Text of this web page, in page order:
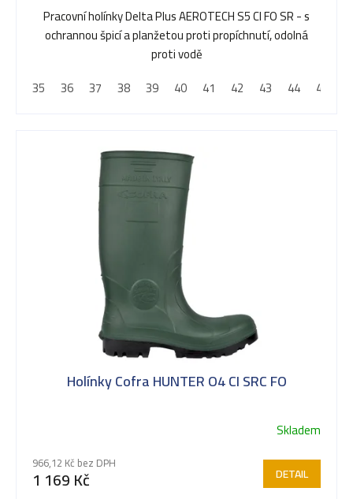
Pracovní holínky Delta Plus AEROTECH S5 CI FO SR - s
ochrannou špicí a planžetou proti propíchnutí, odolná
proti vodě
35
36 37 38 39 40 41 42 43 44 45
Holínky Cofra HUNTER O4 CI SRC FO
Skladem
966,12 Kč bez DPH
1 169 Kč DETAIL